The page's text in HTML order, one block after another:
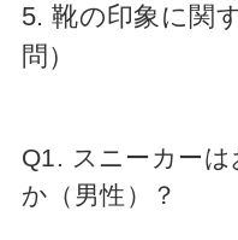
5. 靴の印象に関
問）
Q1. スニーカー
か（男性）？